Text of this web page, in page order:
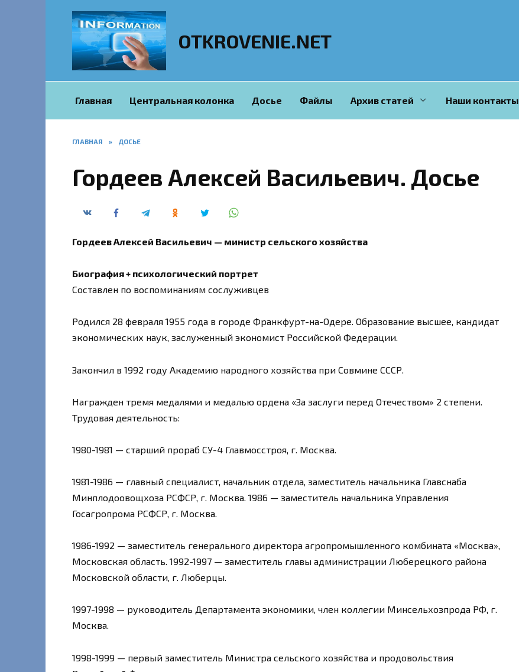
OTKROVENIE.NET
Главная Центральная колонка Досье Файлы Архив статей Наши контакты
ГЛАВНАЯ » ДОСЬЕ
Гордеев Алексей Васильевич. Досье
Гордеев Алексей Васильевич — министр сельского хозяйства
Биография + психологический портрет
Составлен по воспоминаниям сослуживцев
Родился 28 февраля 1955 года в городе Франкфурт-на-Одере. Образование высшее, кандидат
экономических наук, заслуженный экономист Российской Федерации.
Закончил в 1992 году Академию народного хозяйства при Совмине СССР.
Награжден тремя медалями и медалью ордена «За заслуги перед Отечеством» 2 степени.
Трудовая деятельность:
1980-1981 — старший прораб СУ-4 Главмосстроя, г. Москва.
1981-1986 — главный специалист, начальник отдела, заместитель начальника Главснаба
Минплодоовощхоза РСФСР, г. Москва. 1986 — заместитель начальника Управления
Госагропрома PСФСР, г. Москва.
1986-1992 — заместитель генерального директора агропромышленного комбината «Москва»,
Московская область. 1992-1997 — заместитель главы администрации Люберецкого района
Московской области, г. Люберцы.
1997-1998 — руководитель Департамента экономики, член коллегии Минсельхозпрода РФ, г.
Москва.
1998-1999 — первый заместитель Министра сельского хозяйства и продовольствия